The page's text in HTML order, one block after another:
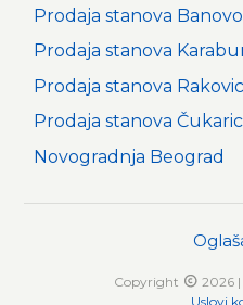
Prodaja stanova
Prodaja stanova
Prodaja stanova
Prodaja stanova
Novogradnja Beograd
Copyright
2026
Uslovi